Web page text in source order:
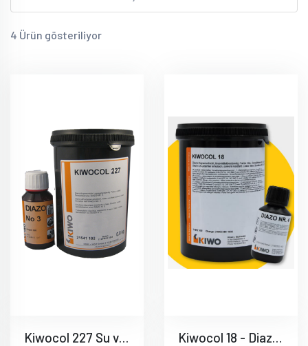
4 Ürün gösteriliyor
Kiwocol 227 Su ve Solvent Bazlı Mor Emisyon + Diazo Kiwocol 18 - Diazo Emülsiyon